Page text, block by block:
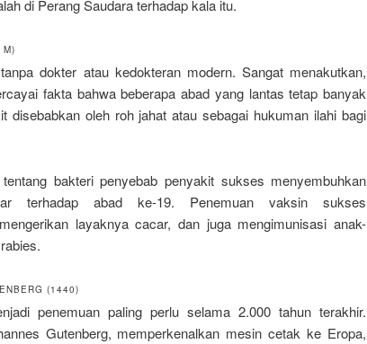
di Perang Saudara terhadap kala itu.
dokter atau kedokteran modern. Sangat menakutkan,
fakta bahwa beberapa abad yang lantas tetap banyak
disebabkan oleh roh jahat atau sebagai hukuman ilahi bagi
bakteri penyebab penyakit sukses menyembuhkan
terhadap abad ke-19. Penemuan vaksin sukses
layaknya cacar, dan juga mengimunisasi anak-
(1440)
penemuan paling perlu selama 2.000 tahun terakhir.
Gutenberg, memperkenalkan mesin cetak ke Eropa,